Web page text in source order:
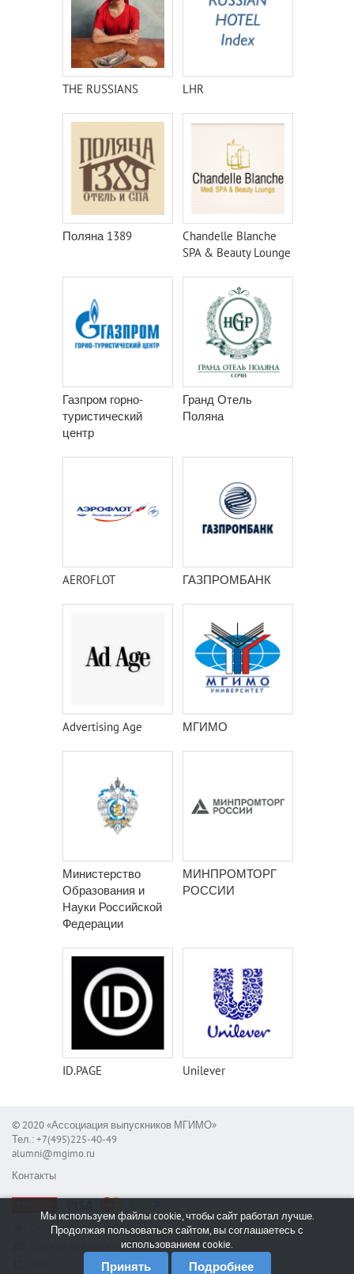
Российской
федерации
THE RUSSIANS LHR
Поляна 1389
Chandelle Blanche
SPA & Beauty Lounge
Газпром горно-
туристический
центр
Гранд Отель
Поляна
AEROFLOT ГАЗПРОМБАНК
Advertising Age МГИМО
Министерство
Образования и
Науки Российской
Федерации
МИНПРОМТОРГ
РОССИИ
ID.PAGE Unilever
© 2020 «Ассоциация выпускников МГИМО»
Тел.: +7(495)225-40-49
alumni@mgimo.ru
Контакты
Сообщить об ошибке
Мы используем файлы cookie, чтобы сайт работал лучше.
Продолжая пользоваться сайтом, вы соглашаетесь с
использованием cookie.
Принять Подробнее